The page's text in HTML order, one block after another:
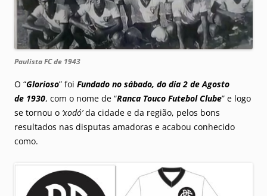
Paulista FC de 1943
O “Glorioso” foi Fundado no sábado, do dia 2 de Agosto
de 1930, com o nome de “Ranca Touco Futebol Clube” e logo
se tornou o ‘xodó’da cidade e da região, pelos bons
resultados nas disputas amadoras e acabou conhecido
como.